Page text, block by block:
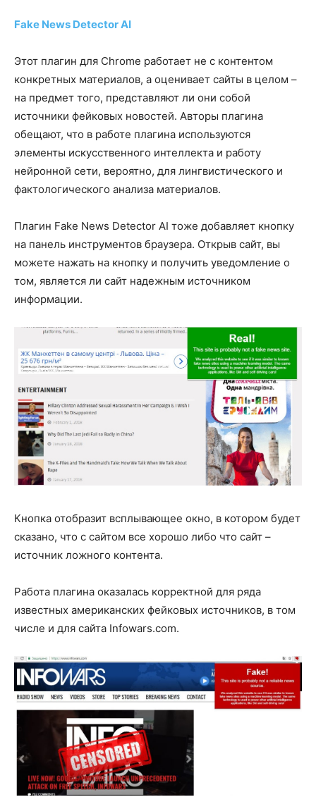
Fake News Detector AI
Этот плагин для Chrome работает не с контентом
конкретных материалов, а оценивает сайты в целом –
на предмет того, представляют ли они собой
источники фейковых новостей. Авторы плагина
обещают, что в работе плагина используются
элементы искусственного интеллекта и работу
нейронной сети, вероятно, для лингвистического и
фактологического анализа материалов.
Плагин Fake News Detector AI тоже добавляет кнопку
на панель инструментов браузера. Открыв сайт, вы
можете нажать на кнопку и получить уведомление о
том, является ли сайт надежным источником
информации.
Кнопка отобразит всплывающее окно, в котором будет
сказано, что с сайтом все хорошо либо что сайт –
источник ложного контента.
Работа плагина оказалась корректной для ряда
известных американских фейковых источников, в том
числе и для сайта Infowars.com.